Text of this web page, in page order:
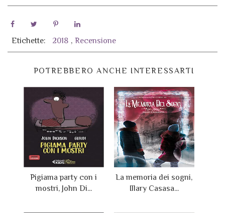
Etichette: 2018 , Recensione
POTREBBERO ANCHE INTERESSARTI
Pigiama party con i
mostri, John Di...
La memoria dei sogni,
Illary Casasa...